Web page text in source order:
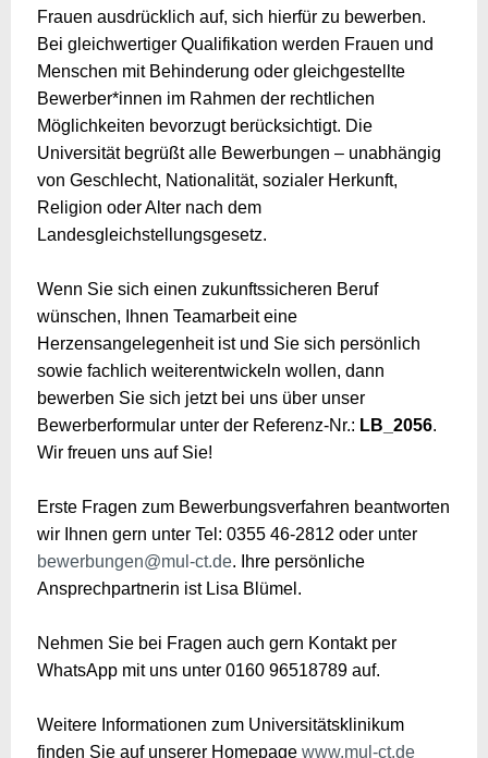
Frauen ausdrücklich auf, sich hierfür zu bewerben.
Bei gleichwertiger Qualifikation werden Frauen und
Menschen mit Behinderung oder gleichgestellte
Bewerber*innen im Rahmen der rechtlichen
Möglichkeiten bevorzugt berücksichtigt. Die
Universität begrüßt alle Bewerbungen – unabhängig
von Geschlecht, Nationalität, sozialer Herkunft,
Religion oder Alter nach dem
Landesgleichstellungsgesetz.
Wenn Sie sich einen zukunftssicheren Beruf
wünschen, Ihnen Teamarbeit eine
Herzensangelegenheit ist und Sie sich persönlich
sowie fachlich weiterentwickeln wollen, dann
bewerben Sie sich jetzt bei uns über unser
Bewerberformular unter der Referenz-Nr.: LB_2056.
Wir freuen uns auf Sie!
Erste Fragen zum Bewerbungsverfahren beantworten
wir Ihnen gern unter Tel: 0355 46-2812 oder unter
bewerbungen@mul-ct.de. Ihre persönliche
Ansprechpartnerin ist Lisa Blümel.
Nehmen Sie bei Fragen auch gern Kontakt per
WhatsApp mit uns unter 0160 96518789 auf.
Weitere Informationen zum Universitätsklinikum
finden Sie auf unserer Homepage www.mul-ct.de